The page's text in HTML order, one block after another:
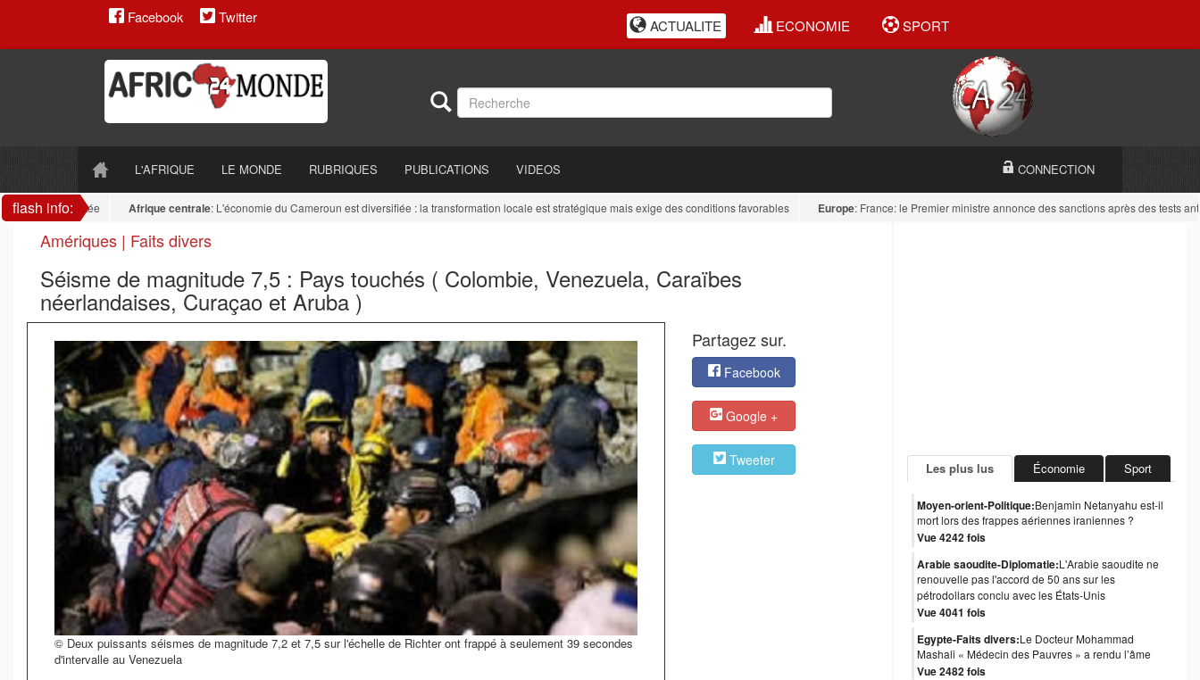
Facebook Twitter ACTUALITE ECONOMIE SPORT
L'AFRIQUE LE MONDE RUBRIQUES PUBLICATIONS VIDEOS CONNECTION
flash info:
fragmentée Afrique centrale: L'économie du Cameroun est diversifiée : la transformation locale est stratégique mais exige des conditions favorables Europe: France: le Premier ministre annonce des sanctions après des tests
Amériques | Faits divers
Séisme de magnitude 7,5 : Pays touchés ( Colombie, Venezuela, Caraïbes
néerlandaises, Curaçao et Aruba )
© Deux puissants séismes de magnitude 7,2 et 7,5 sur l'échelle de Richter ont frappé à seulement 39 secondes
d'intervalle au Venezuela
Partagez sur.
Facebook
Google +
Tweeter Les plus lus Économie Sport
Moyen-orient-Politique:Benjamin Netanyahu est-il
mort lors des frappes aériennes iraniennes ?
Vue 4242 fois
Arabie saoudite-Diplomatie:L'Arabie saoudite ne
renouvelle pas l'accord de 50 ans sur les
pétrodollars conclu avec les États-Unis
Vue 4041 fois
Egypte-Faits divers:Le Docteur Mohammad
Mashali « Médecin des Pauvres » a rendu l’âme
Vue 2482 fois